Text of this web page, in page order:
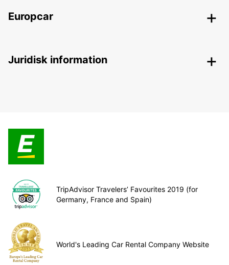
Europcar
Juridisk information
TripAdvisor Travelers’ Favourites 2019 (for
Germany, France and Spain)
World's Leading Car Rental Company Website